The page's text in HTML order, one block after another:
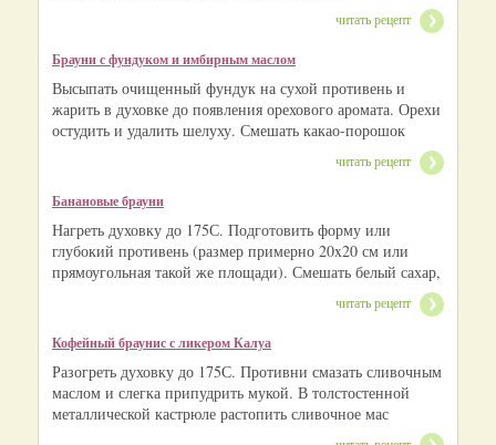
читать рецепт
Брауни с фундуком и имбирным маслом
Высыпать очищенный фундук на сухой противень и
жарить в духовке до появления орехового аромата. Орехи
остудить и удалить шелуху. Смешать какао-порошок
читать рецепт
Банановые брауни
Нагреть духовку до 175С. Подготовить форму или
глубокий противень (размер примерно 20x20 см или
прямоугольная такой же площади). Смешать белый сахар,
читать рецепт
Кофейный браунис с ликером Калуа
Разогреть духовку до 175С. Противни смазать сливочным
маслом и слегка припудрить мукой. В толстостенной
металлической кастрюле растопить сливочное мас